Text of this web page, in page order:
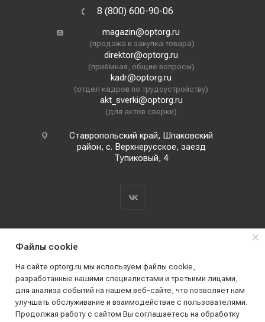
8 (800) 600-90-06
magazin@optorg.ru
(продажа и закупка товара)
direktor@optorg.ru
(приёмная, общие вопросы)
kadr@optorg.ru
(отдел кадров по трудоустройству)
akt_sverki@optorg.ru
(для актов сверки)
Ставропольский край, Шпаковский
район, с. Верхнерусское, заезд
Тупиковый, 4
2019 - 2026 © АО КПК "Ставропольстройопторг"
Все права защищены
Файлы cookie
На сайте optorg.ru мы используем файлы cookie,
разработанные нашими специалистами и третьими лицами,
для анализа событий на нашем веб-сайте, что позволяет нам
улучшать обслуживание и взаимодействие с пользователями.
Продолжая работу с сайтом Вы соглашаетесь на обработку